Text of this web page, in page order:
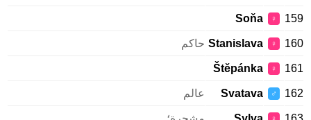
159
♀
Soňa
160
♀
Stanislava حاكم
161
♀
Štěpánka
162
♂
Svatava عالم